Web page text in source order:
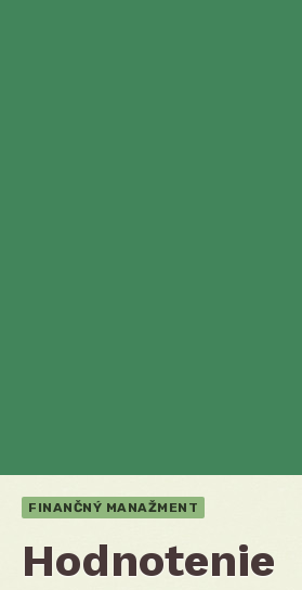
FINANČNÝ MANAŽMENT
Hodnotenie